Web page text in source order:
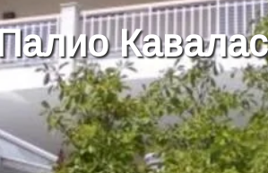
Кавалас